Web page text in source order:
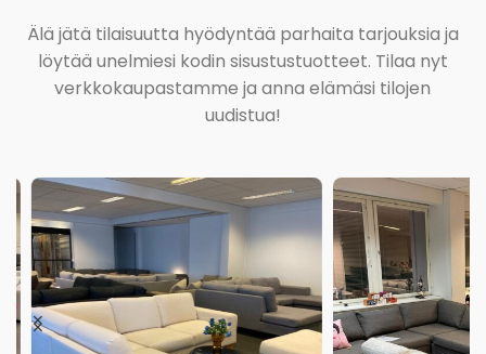
Älä jätä tilaisuutta hyödyntää parhaita tarjouksia ja
löytää unelmiesi kodin sisustustuotteet. Tilaa nyt
verkkokaupastamme ja anna elämäsi tilojen
uudistua!